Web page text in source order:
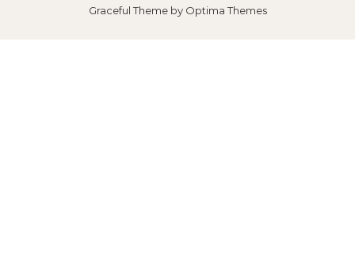
Graceful Theme by Optima Themes